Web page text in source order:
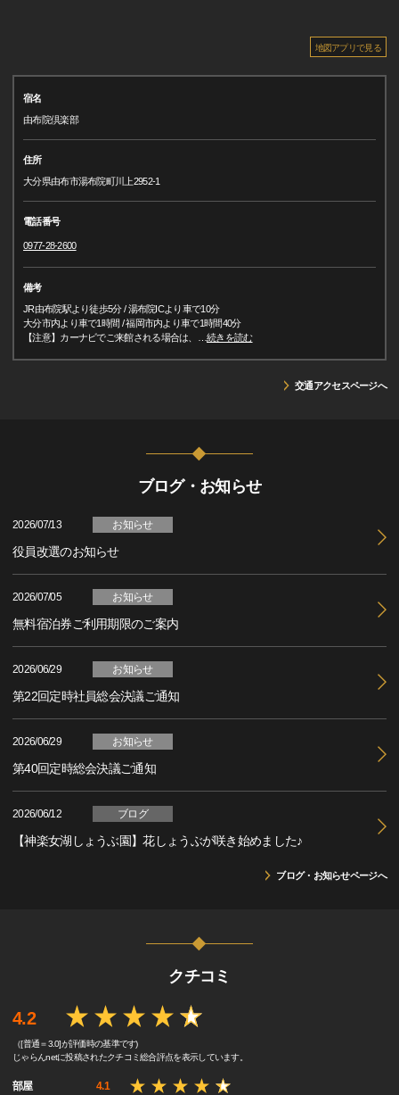
地図アプリで見る
宿名
由布院倶楽部
住所
大分県由布市湯布院町川上2952-1
電話番号
0977-28-2600
備考
JR由布院駅より徒歩5分 / 湯布院ICより車で10分
大分市内より車で1時間 / 福岡市内より車で1時間40分
【注意】カーナビでご来館される場合は、
…続きを読む
交通アクセスページへ
ブログ・お知らせ
2026/07/13 お知らせ
役員改選のお知らせ
2026/07/05 お知らせ
無料宿泊券ご利用期限のご案内
2026/06/29 お知らせ
第22回定時社員総会決議ご通知
2026/06/29 お知らせ
第40回定時総会決議ご通知
2026/06/12 ブログ
【神楽女湖しょうぶ園】花しょうぶが咲き始めました♪
ブログ・お知らせページへ
クチコミ
4.2
（[普通＝3.0]が評価時の基準です)
じゃらんnetに投稿されたクチコミ総合評点を表示しています。
部屋 4.1